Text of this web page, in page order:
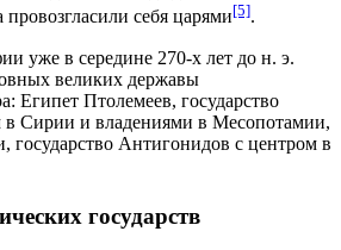
себя царями[5].
уже в середине 270-х лет до н. э.
великих державы
Египет Птолемеев, государство
в Сирии и владениями в Месопотамии,
государство Антигонидов с центром в
государств